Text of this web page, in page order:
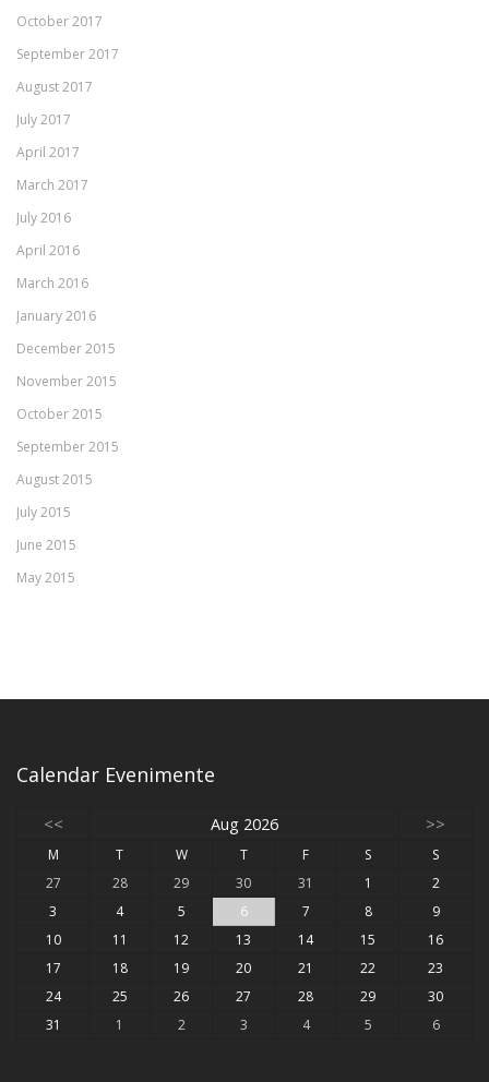
October 2017
September 2017
August 2017
July 2017
April 2017
March 2017
July 2016
April 2016
March 2016
January 2016
December 2015
November 2015
October 2015
September 2015
August 2015
July 2015
June 2015
May 2015
Calendar Evenimente
<< Aug 2026 >>
M T W T F S
S
27
28 29 30 31 1
2
3
4 5 6 7 8
9
10
11 12 13 14 15
16
17
18 19 20 21 22
23
24
25 26 27 28 29
30
31
1 2 3 4 5 6